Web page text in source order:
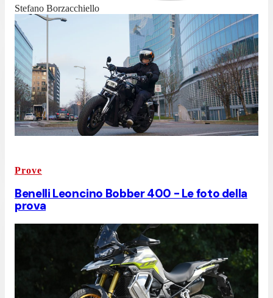
Stefano Borzacchiello
Prove
Benelli Leoncino Bobber 400 - Le foto della
prova